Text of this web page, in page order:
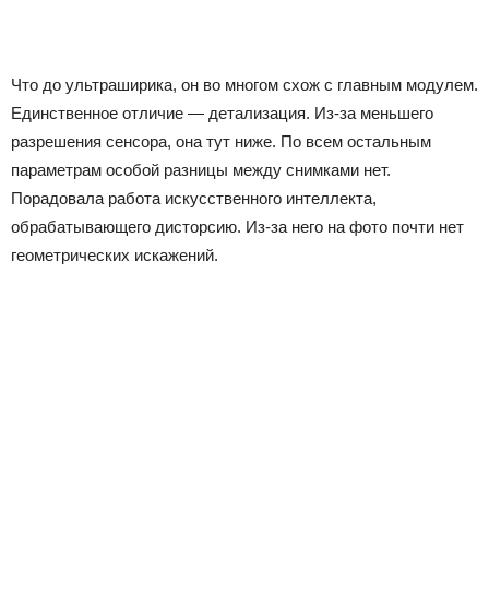
Что до ультраширика, он во многом схож с главным модулем.
Единственное отличие — детализация. Из-за меньшего
разрешения сенсора, она тут ниже. По всем остальным
параметрам особой разницы между снимками нет.
Порадовала работа искусственного интеллекта,
обрабатывающего дисторсию. Из-за него на фото почти нет
геометрических искажений.